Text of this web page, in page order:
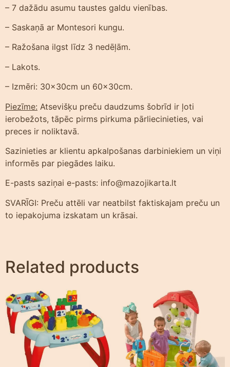
– 7 dažādu asumu taustes galdu vienības.
– Saskaņā ar Montesori kungu.
– Ražošana ilgst līdz 3 nedēļām.
– Lakots.
– Izmēri: 30x30cm un 60x30cm.
Piezīme: Atsevišķu preču daudzums šobrīd ir ļoti
ierobežots, tāpēc pirms pirkuma pārliecinieties, vai
preces ir noliktavā.
Sazinieties ar klientu apkalpošanas darbiniekiem un viņi
informēs par piegādes laiku.
E-pasts saziņai e-pasts: info@mazojikarta.lt
SVARĪGI: Preču attēli var neatbilst faktiskajam preču un
to iepakojuma izskatam un krāsai.
Related products